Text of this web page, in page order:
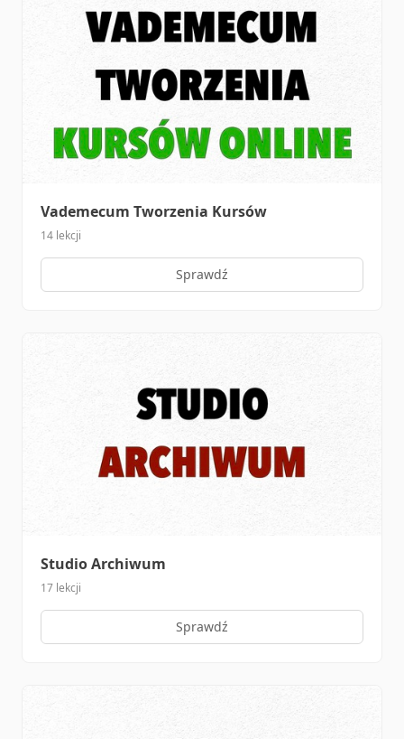
Vademecum Tworzenia Kursów
14 lekcji
Sprawdź
Studio Archiwum
17 lekcji
Sprawdź